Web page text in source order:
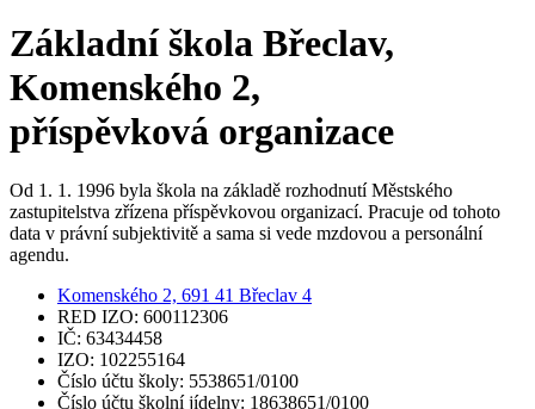
Základní škola Břeclav,
Komenského 2,
příspěvková organizace
Od 1. 1. 1996 byla škola na základě rozhodnutí Městského
zastupitelstva zřízena příspěvkovou organizací. Pracuje od tohoto
data v právní subjektivitě a sama si vede mzdovou a personální
agendu.
Komenského 2, 691 41 Břeclav 4
RED IZO: 600112306
IČ: 63434458
IZO: 102255164
Číslo účtu školy: 5538651/0100
Číslo účtu školní jídelny: 18638651/0100